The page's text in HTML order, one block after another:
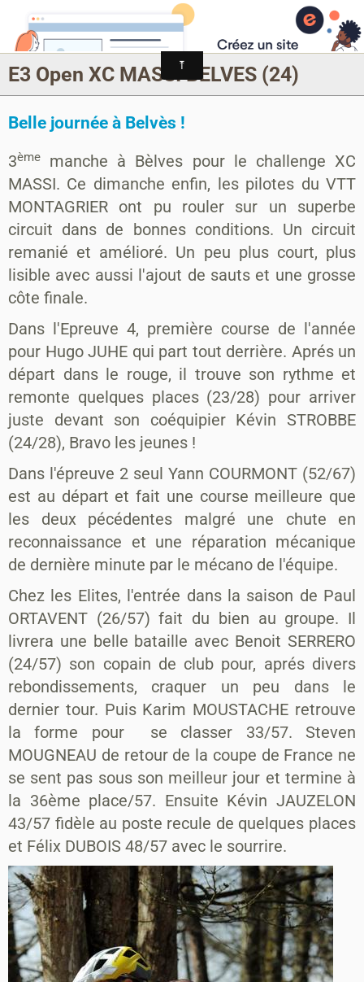
MONTAGRIER VTT-TRAIL
association montagrier sports loisirs
E3 Open XC MASSI BELVES (24)
Belle journée à Belvès !
3ème
manche à Bèlves pour le challenge XC
MASSI. Ce dimanche enfin, les pilotes du VTT
MONTAGRIER ont pu rouler sur un superbe
circuit dans de bonnes conditions. Un circuit
remanié et amélioré. Un peu plus court, plus
lisible avec aussi l'ajout de sauts et une grosse
côte finale.
Dans l'Epreuve 4, première course de l'année
pour Hugo JUHE qui part tout derrière. Aprés un
départ dans le rouge, il trouve son rythme et
remonte quelques places (23/28) pour arriver
juste devant son coéquipier Kévin STROBBE
(24/28), Bravo les jeunes !
Dans l'épreuve 2 seul Yann COURMONT (52/67)
est au départ et fait une course meilleure que
les deux pécédentes malgré une chute en
reconnaissance et une réparation mécanique
de dernière minute par le mécano de l'équipe.
Chez les Elites, l'entrée dans la saison de Paul
ORTAVENT (26/57) fait du bien au groupe. Il
livrera une belle bataille avec Benoit SERRERO
(24/57) son copain de club pour, aprés divers
rebondissements, craquer un peu dans le
dernier tour. Puis Karim MOUSTACHE retrouve
la forme pour se classer 33/57. Steven
MOUGNEAU de retour de la coupe de France ne
se sent pas sous son meilleur jour et termine à
la 36ème place/57. Ensuite Kévin JAUZELON
43/57 fidèle au poste recule de quelques places
et Félix DUBOIS 48/57 avec le sourrire.